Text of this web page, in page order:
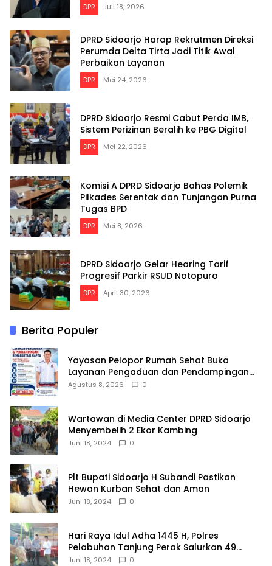
DPR Juli 18, 2026
DPRD Sidoarjo Harap Rekrutmen Direksi
Perumda Delta Tirta Jadi Titik Awal
Perbaikan Layanan
DPR Mei 24, 2026
DPRD Sidoarjo Resmi Cabut Perda IMB,
Sistem Perizinan Beralih ke PBG Digital
DPR Mei 22, 2026
Komisi A DPRD Sidoarjo Bahas Polemik
Pilkades Serentak dan Tunjangan Purna
Tugas BPD
DPR Mei 8, 2026
DPRD Sidoarjo Gelar Hearing Tarif
Progresif Parkir RSUD Notopuro
DPR April 30, 2026
Berita Populer
Yayasan Pelopor Rumah Sehat Buka
Layanan Pengaduan dan Pendampingan
Rehabilitasi NAPZA 24 Jam
Agustus 8, 2026 0
Wartawan di Media Center DPRD Sidoarjo
Menyembelih 2 Ekor Kambing
Juni 18, 2024 0
Plt Bupati Sidoarjo H Subandi Pastikan
Hewan Kurban Sehat dan Aman
Juni 18, 2024 0
Hari Raya Idul Adha 1445 H, Polres
Pelabuhan Tanjung Perak Salurkan 49
Hewan Korban.
Juni 18, 2024 0